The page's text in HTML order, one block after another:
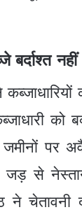
बर्दाश्त नहीं
को
जमीनों पर
से
ने चेतावनी